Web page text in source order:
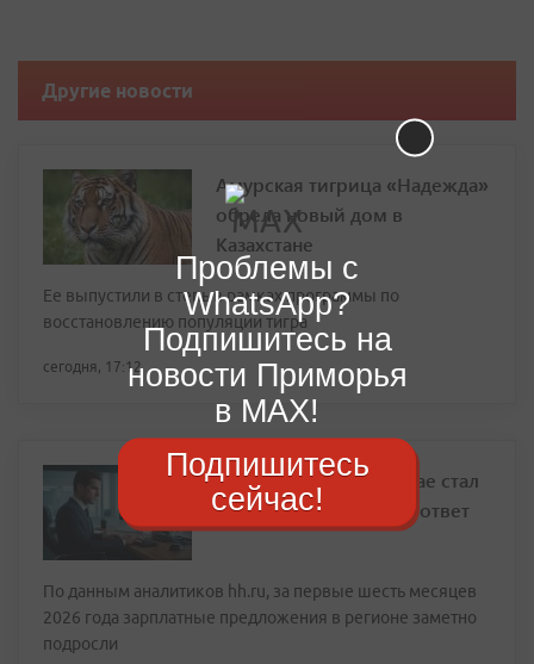
Другие новости
Амурская тигрица «Надежда»
обрела новый дом в
Казахстане
Ее выпустили в степь в рамках программы по
восстановлению популяции тигра
сегодня, 17:12
Кто в Приморском крае стал
зарабатывать больше: ответ
По данным аналитиков hh.ru, за первые шесть месяцев
2026 года зарплатные предложения в регионе заметно
подросли
Проблемы с
WhatsApp?
Подпишитесь на
новости Приморья
в MAX!
Подпишитесь
сейчас!